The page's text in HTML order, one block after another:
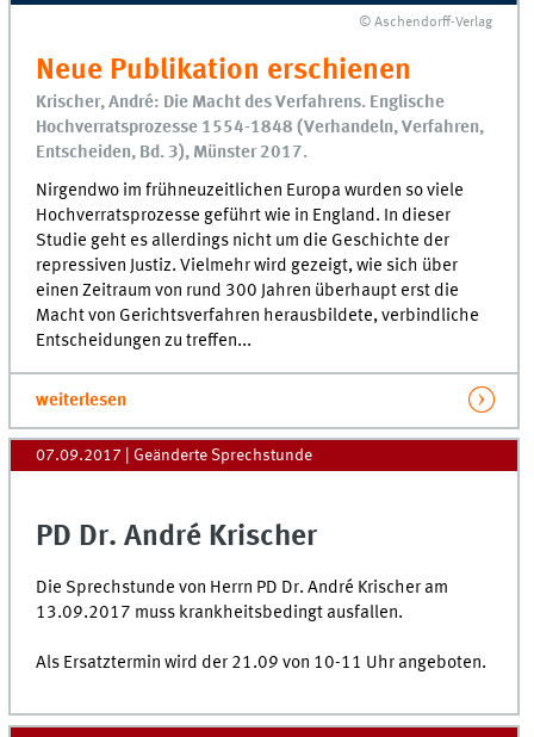
© Aschendorff-Verlag
Neue Publikation erschienen
Krischer, André: Die Macht des Verfahrens. Englische
Hochverratsprozesse 1554-1848 (Verhandeln, Verfahren,
Entscheiden, Bd. 3), Münster 2017.
Nirgendwo im frühneuzeitlichen Europa wurden so viele
Hochverratsprozesse geführt wie in England. In dieser
Studie geht es allerdings nicht um die Geschichte der
repressiven Justiz. Vielmehr wird gezeigt, wie sich über
einen Zeitraum von rund 300 Jahren überhaupt erst die
Macht von Gerichtsverfahren herausbildete, verbindliche
Entscheidungen zu treffen...
weiterlesen
07.09.2017 | Geänderte Sprechstunde
PD Dr. André Krischer
Die Sprechstunde von Herrn PD Dr. André Krischer am
13.09.2017 muss krankheitsbedingt ausfallen.
Als Ersatztermin wird der 21.09 von 10-11 Uhr angeboten.